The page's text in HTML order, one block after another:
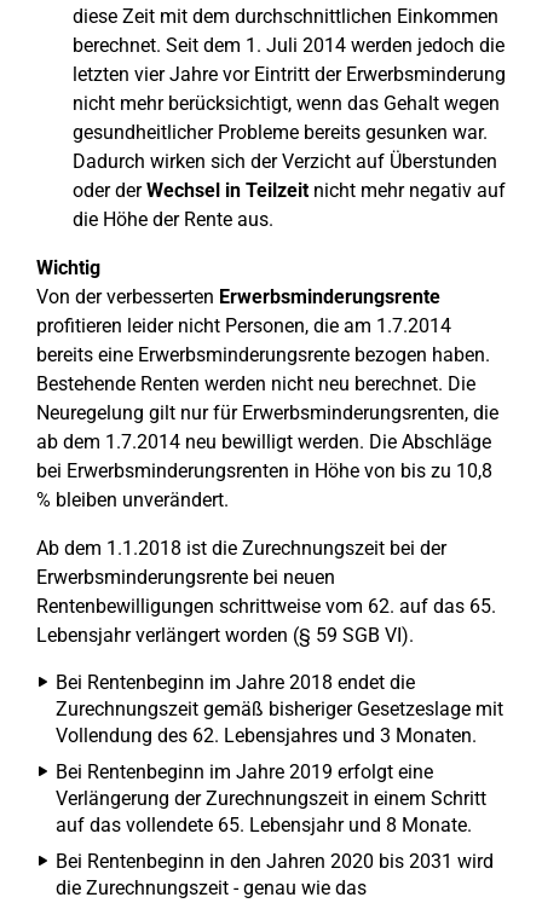
diese Zeit mit dem durchschnittlichen Einkommen
berechnet. Seit dem 1. Juli 2014 werden jedoch die
letzten vier Jahre vor Eintritt der Erwerbsminderung
nicht mehr berücksichtigt, wenn das Gehalt wegen
gesundheitlicher Probleme bereits gesunken war.
Dadurch wirken sich der Verzicht auf Überstunden
oder derWechsel in Teilzeitnicht mehr negativ auf
die Höhe der Rente aus.
Wichtig
Von der verbesserten Erwerbsminderungsrente
profitieren leider nicht Personen, die am 1.7.2014
bereits eine Erwerbsminderungsrente bezogen haben.
Bestehende Renten werden nicht neu berechnet. Die
Neuregelung gilt nur für Erwerbsminderungsrenten, die
ab dem 1.7.2014 neu bewilligt werden. Die Abschläge
bei Erwerbsminderungsrenten in Höhe von bis zu 10,8
% bleiben unverändert.
Ab dem 1.1.2018 ist die Zurechnungszeit bei der
Erwerbsminderungsrente bei neuen
Rentenbewilligungen schrittweise vom 62. auf das 65.
Lebensjahr verlängert worden (§ 59 SGB VI).
Bei Rentenbeginn im Jahre 2018 endet die
Zurechnungszeit gemäß bisheriger Gesetzeslage mit
Vollendung des 62. Lebensjahres und 3 Monaten.
Bei Rentenbeginn im Jahre 2019 erfolgt eine
Verlängerung der Zurechnungszeit in einem Schritt
auf das vollendete 65. Lebensjahr und 8 Monate.
Bei Rentenbeginn in den Jahren 2020 bis 2031 wird
die Zurechnungszeit - genau wie das